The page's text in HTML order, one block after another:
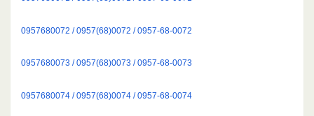
0957680072 / 0957(68)0072 / 0957-68-0072
0957680073 / 0957(68)0073 / 0957-68-0073
0957680074 / 0957(68)0074 / 0957-68-0074